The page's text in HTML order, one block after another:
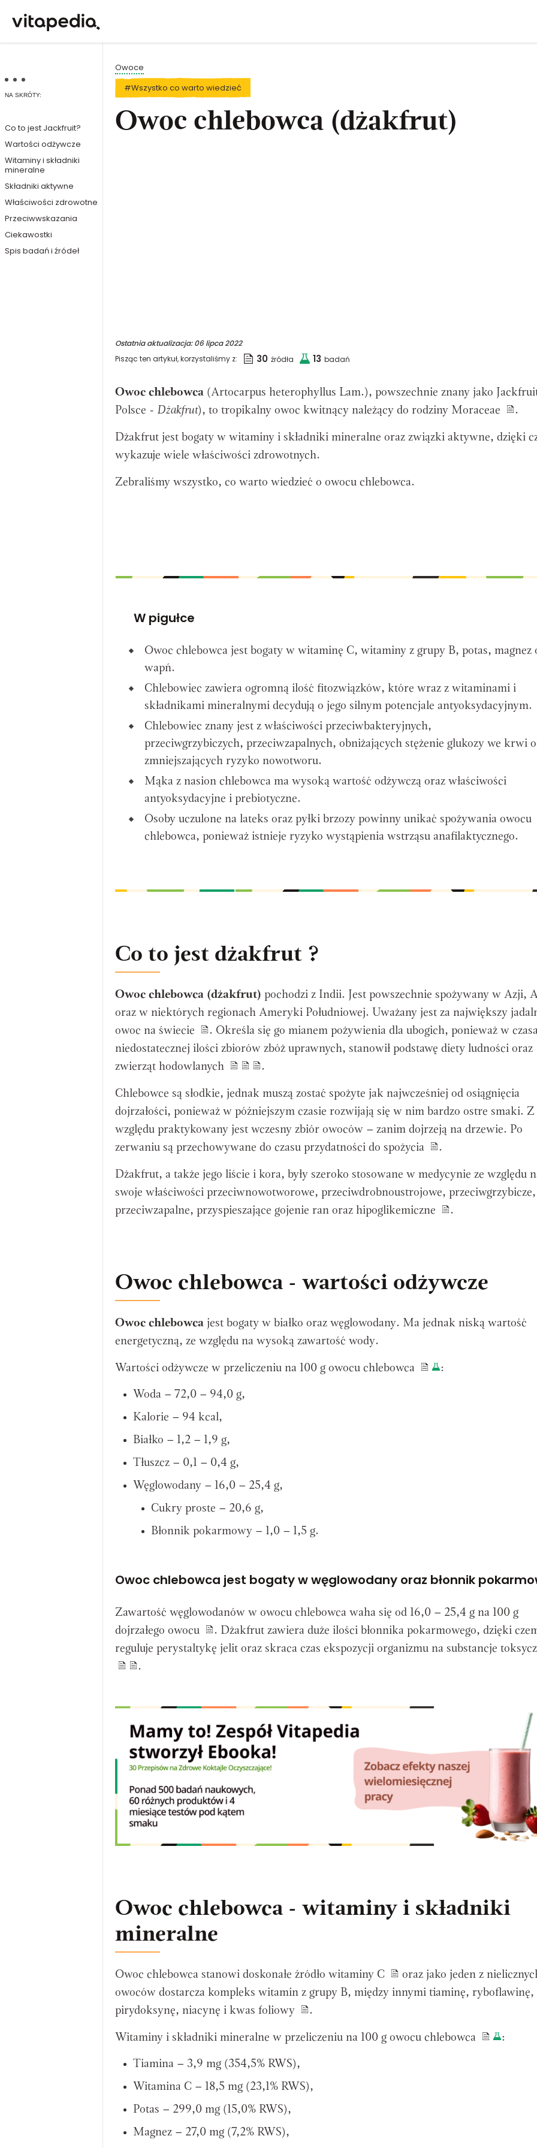
NA SKRÓTY:
Co to jest Jackfruit?
Wartości odżywcze
Witaminy i składniki
mineralne
Składniki aktywne
Właściwości zdrowotne
Przeciwwskazania
Ciekawostki
Spis badań i źródeł
Owoce
#Wszystko co warto wiedzieć
Owoc chlebowca (dżakfrut)
Ostatnia aktualizacja:06 lipca 2022
Pisząc ten artykuł, korzystaliśmy z:
30 źródła 13 badań
Owoc chlebowca (Artocarpus heterophyllus Lam.), powszechnie znany jako
Polsce - Dżakfrut), to tropikalny owoc kwitnący należący do rodziny Moraceae .
Dżakfrut jest bogaty w witaminy i składniki mineralne oraz związki aktywne, dzięki
wykazuje wiele właściwości zdrowotnych.
Zebraliśmy wszystko, co warto wiedzieć o owocu chlebowca.
W pigułce
Owoc chlebowca jest bogaty w witaminę C, witaminy z grupy B, potas, magnez
wapń.
Chlebowiec zawiera ogromną ilość fitozwiązków, które wraz z witaminami i
składnikami mineralnymi decydują o jego silnym potencjale antyoksydacyjnym.
Chlebowiec znany jest z właściwości przeciwbakteryjnych,
przeciwgrzybiczych, przeciwzapalnych, obniżających stężenie glukozy we krwi
zmniejszających ryzyko nowotworu.
Mąka z nasion chlebowca ma wysoką wartość odżywczą oraz właściwości
antyoksydacyjne i prebiotyczne.
Osoby uczulone na lateks oraz pyłki brzozy powinny unikać spożywania owocu
chlebowca, ponieważ istnieje ryzyko wystąpienia wstrząsu anafilaktycznego.
Co to jest dżakfrut ?
Owoc chlebowca (dżakfrut) pochodzi z Indii. Jest powszechnie spożywany w Azji,
oraz w niektórych regionach Ameryki Południowej. Uważany jest za największy
owoc na świecie
. Określa się go mianem pożywienia dla ubogich, ponieważ w
niedostatecznej ilości zbiorów zbóż uprawnych, stanowił podstawę diety ludności oraz
zwierząt hodowlanych
.
Chlebowce są słodkie, jednak muszą zostać spożyte jak najwcześniej od osiągnięcia
dojrzałości, ponieważ w późniejszym czasie rozwijają się w nim bardzo ostre smaki. Z
względu praktykowany jest wczesny zbiór owoców – zanim dojrzeją na drzewie. Po
zerwaniu są przechowywane do czasu przydatności do spożycia
.
Dżakfrut, a także jego liście i kora, były szeroko stosowane w medycynie ze względu
swoje właściwości przeciwnowotworowe, przeciwdrobnoustrojowe, przeciwgrzybicze,
przeciwzapalne, przyspieszające gojenie ran oraz hipoglikemiczne
.
Owoc chlebowca - wartości odżywcze
Owoc chlebowca jest bogaty w białko oraz węglowodany. Ma jednak niską wartość
energetyczną, ze względu na wysoką zawartość wody.
Wartości odżywcze w przeliczeniu na 100 g owocu chlebowca :
Woda – 72,0 – 94,0 g,
Kalorie – 94 kcal,
Białko – 1,2 – 1,9 g,
Tłuszcz – 0,1 – 0,4 g,
Węglowodany – 16,0 – 25,4 g,
Cukry proste – 20,6 g,
Błonnik pokarmowy – 1,0 – 1,5 g.
Owoc chlebowca jest bogaty w węglowodany oraz błonnik
Zawartość węglowodanów w owocu chlebowca waha się od 16,0 – 25,4 g na 100 g
dojrzałego owocu
. Dżakfrut zawiera duże ilości błonnika pokarmowego, dzięki
reguluje perystaltykę jelit oraz skraca czas ekspozycji organizmu na substancje
.
Owoc chlebowca - witaminy i składniki
mineralne
Owoc chlebowca stanowi doskonałe źródło witaminy C
oraz jako jeden z
owoców dostarcza kompleks witamin z grupy B, między innymi tiaminę, ryboflawinę,
pirydoksynę, niacynę i kwas foliowy
.
Witaminy i składniki mineralne w przeliczeniu na 100 g owocu chlebowca :
Tiamina – 3,9 mg (354,5% RWS),
Witamina C – 18,5 mg (23,1% RWS),
Potas – 299,0 mg (15,0% RWS),
Magnez – 27,0 mg (7,2% RWS),